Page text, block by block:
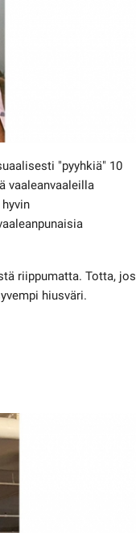
"pyyhkiä" 10
vaaleanvaaleilla
riippumatta. Totta, jos
hiusväri.